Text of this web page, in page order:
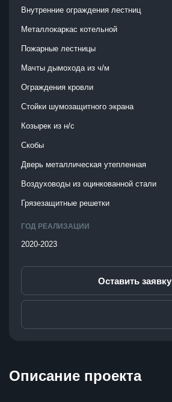
Внутренние ограждения лестниц
Металлокаркас котельной
Пожарные лестницы
Мачты дымохода из ч/м
Ограждения кровли
Стойки шумозащитного экрана
Козырек из н/с
Скобы
Дверь металлическая утепленная
Воздуховоды из оцинкованной стали
Грязезащитные решетки
ГОД РЕАЛИЗАЦИИ
2020-2023
Оставить заявку
Описание проекта